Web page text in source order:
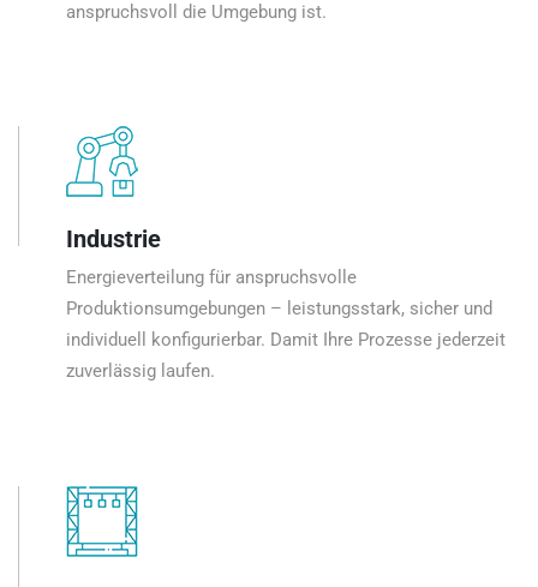
anspruchsvoll die Umgebung ist.
Industrie
Energieverteilung für anspruchsvolle
Produktionsumgebungen – leistungsstark, sicher und
individuell konfigurierbar. Damit Ihre Prozesse jederzeit
zuverlässig laufen.